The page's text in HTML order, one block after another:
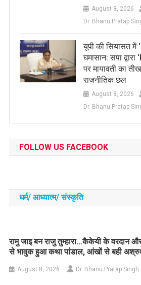
August 8, 2026
Dr. Bhanu Pratap
यूपी की सियासत में
घमासान: सपा
पर मायावती का
राजनीतिक छल
August 8, 2026
Dr. Bhanu Pratap
FOLLOW US FACEBOOK
धर्म/ आध्‍यात्‍म/ संस्‍कृति
रामु जाइ बन राजु तुम्हारा…कैकेयी के वरदान
से भावुक हुआ कथा पांडाल, आंखों से बही
August 8, 2026 Dr. Bhanu Pratap Singh